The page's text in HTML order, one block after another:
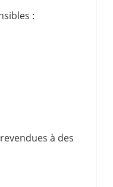
:
à des